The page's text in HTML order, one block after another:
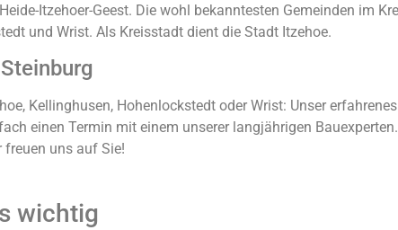
Itzehoer-Geest. Die wohl bekanntesten Gemeinden im
und Wrist. Als Kreisstadt dient die Stadt Itzehoe.
Kellinghusen, Hohenlockstedt oder Wrist: Unser
einen Termin mit einem unserer langjährigen
freuen uns auf Sie!
wichtig